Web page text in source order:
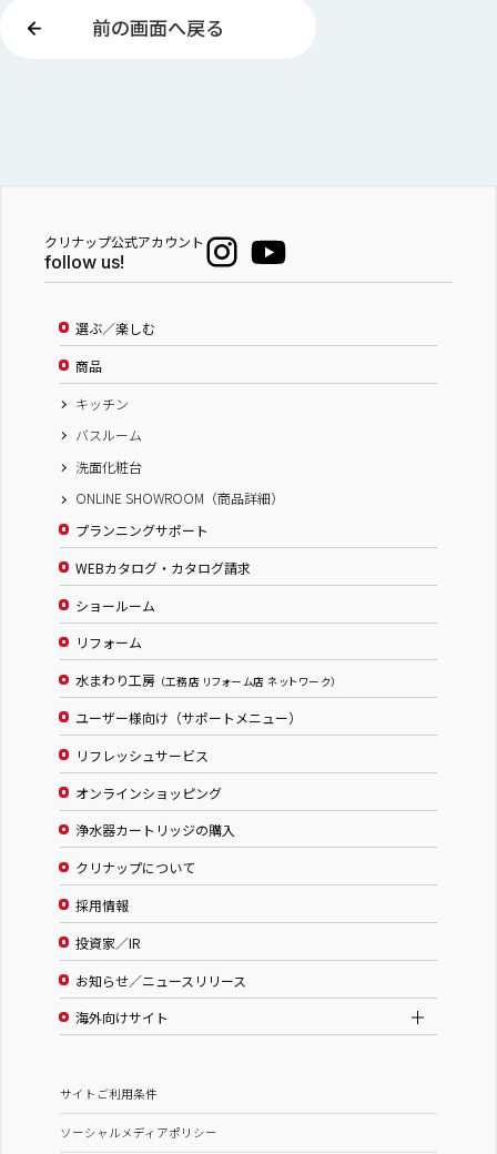
前の画面へ戻る
クリナップ公式アカウント
follow us!
選ぶ／楽しむ
商品
キッチン
バスルーム
洗面化粧台
ONLINE SHOWROOM（商品詳細）
プランニングサポート
WEBカタログ・カタログ請求
ショールーム
リフォーム
水まわり工房 （工務店 リフォーム店 ネットワーク）
ユーザー様向け（サポートメニュー）
リフレッシュサービス
オンラインショッピング
浄水器カートリッジの購入
クリナップについて
採用情報
投資家／IR
お知らせ／ニュースリリース
海外向けサイト
サイトご利用条件
ソーシャルメディアポリシー